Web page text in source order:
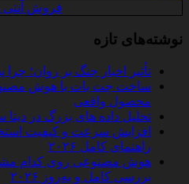
فروش
نوشته‌های تازه
تأثیر اخبار جنگ بر روان؛
محصول واقعی
تحلیل داده‌ های بزرگ در دیتا ساینس:
افزایش سرعت و کیفیت
راهنمای کامل ۲۰۲۶
هوش مصنوعی روی کدام
بررسی کامل و به‌روز ۲۰۲۶